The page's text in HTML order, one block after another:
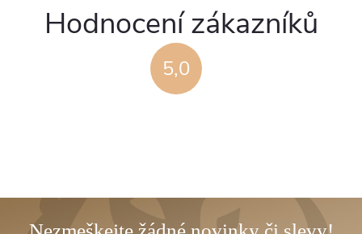
5,0
Hodnocení zákazníků